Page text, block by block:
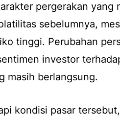
pergerakan
sebelumnya,
tinggi. Perubahan
investor
masih berlangsung.
kondisi pasar